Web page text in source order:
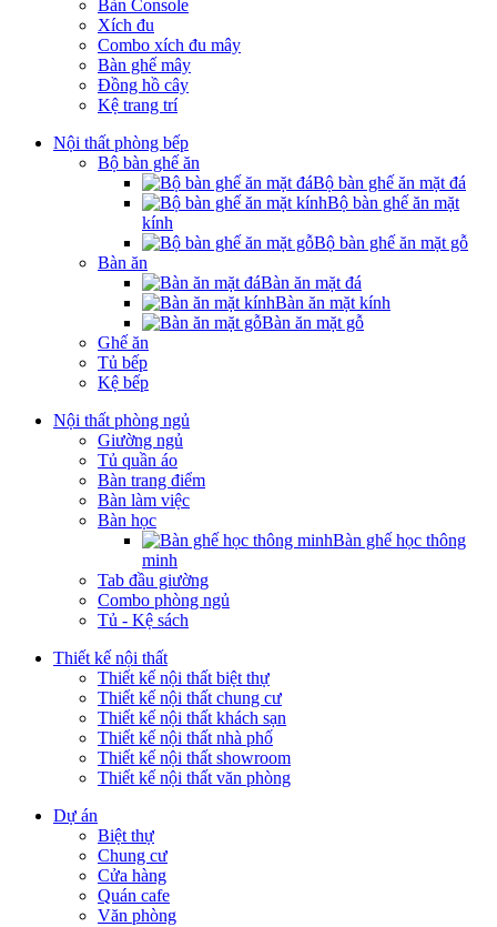
Bàn Console
Xích đu
Combo xích đu mây
Bàn ghế mây
Đồng hồ cây
Kệ trang trí
Nội thất phòng bếp
Bộ bàn ghế ăn
Bộ bàn ghế ăn mặt đá
Bộ bàn ghế ăn mặt
kính
Bộ bàn ghế ăn mặt gỗ
Bàn ăn
Bàn ăn mặt đá
Bàn ăn mặt kính
Bàn ăn mặt gỗ
Ghế ăn
Tủ bếp
Kệ bếp
Nội thất phòng ngủ
Giường ngủ
Tủ quần áo
Bàn trang điểm
Bàn làm việc
Bàn học
Bàn ghế học thông
minh
Tab đầu giường
Combo phòng ngủ
Tủ - Kệ sách
Thiết kế nội thất
Thiết kế nội thất biệt thự
Thiết kế nội thất chung cư
Thiết kế nội thất khách sạn
Thiết kế nội thất nhà phố
Thiết kế nội thất showroom
Thiết kế nội thất văn phòng
Dự án
Biệt thự
Chung cư
Cửa hàng
Quán cafe
Văn phòng